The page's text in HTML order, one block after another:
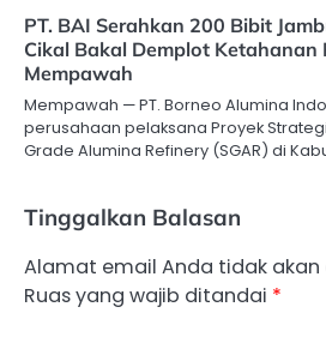
PT. BAI Serahkan 200 Bibit
Cikal Bakal Demplot Ketahanan
Mempawah
Mempawah — PT. Borneo Alumina
perusahaan pelaksana Proyek
Grade Alumina Refinery (SGAR) di
Tinggalkan Balasan
Alamat email Anda tidak akan
Ruas yang wajib ditandai *